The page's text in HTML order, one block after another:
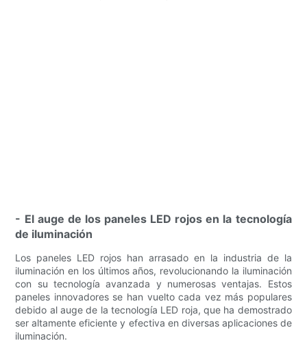
- El auge de los paneles LED rojos en la tecnología
de iluminación
Los paneles LED rojos han arrasado en la industria de la
iluminación en los últimos años, revolucionando la iluminación
con su tecnología avanzada y numerosas ventajas. Estos
paneles innovadores se han vuelto cada vez más populares
debido al auge de la tecnología LED roja, que ha demostrado
ser altamente eficiente y efectiva en diversas aplicaciones de
iluminación.